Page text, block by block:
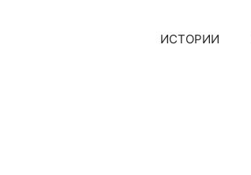
ИСТОРИИ